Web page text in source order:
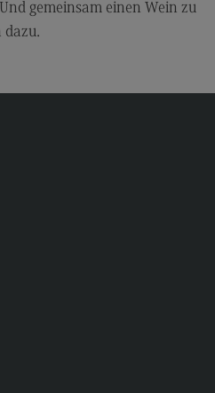
gemeinsam einen Wein zu
dazu.